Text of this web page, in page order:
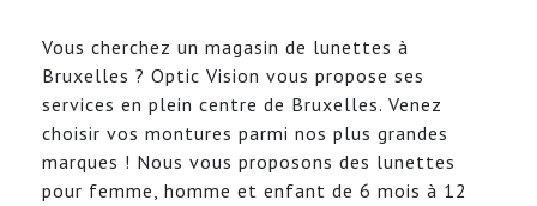
Vous cherchez un magasin de lunettes à
Bruxelles ? Optic Vision vous propose ses
services en plein centre de Bruxelles. Venez
choisir vos montures parmi nos plus grandes
marques ! Nous vous proposons des lunettes
pour femme, homme et enfant de 6 mois à 12